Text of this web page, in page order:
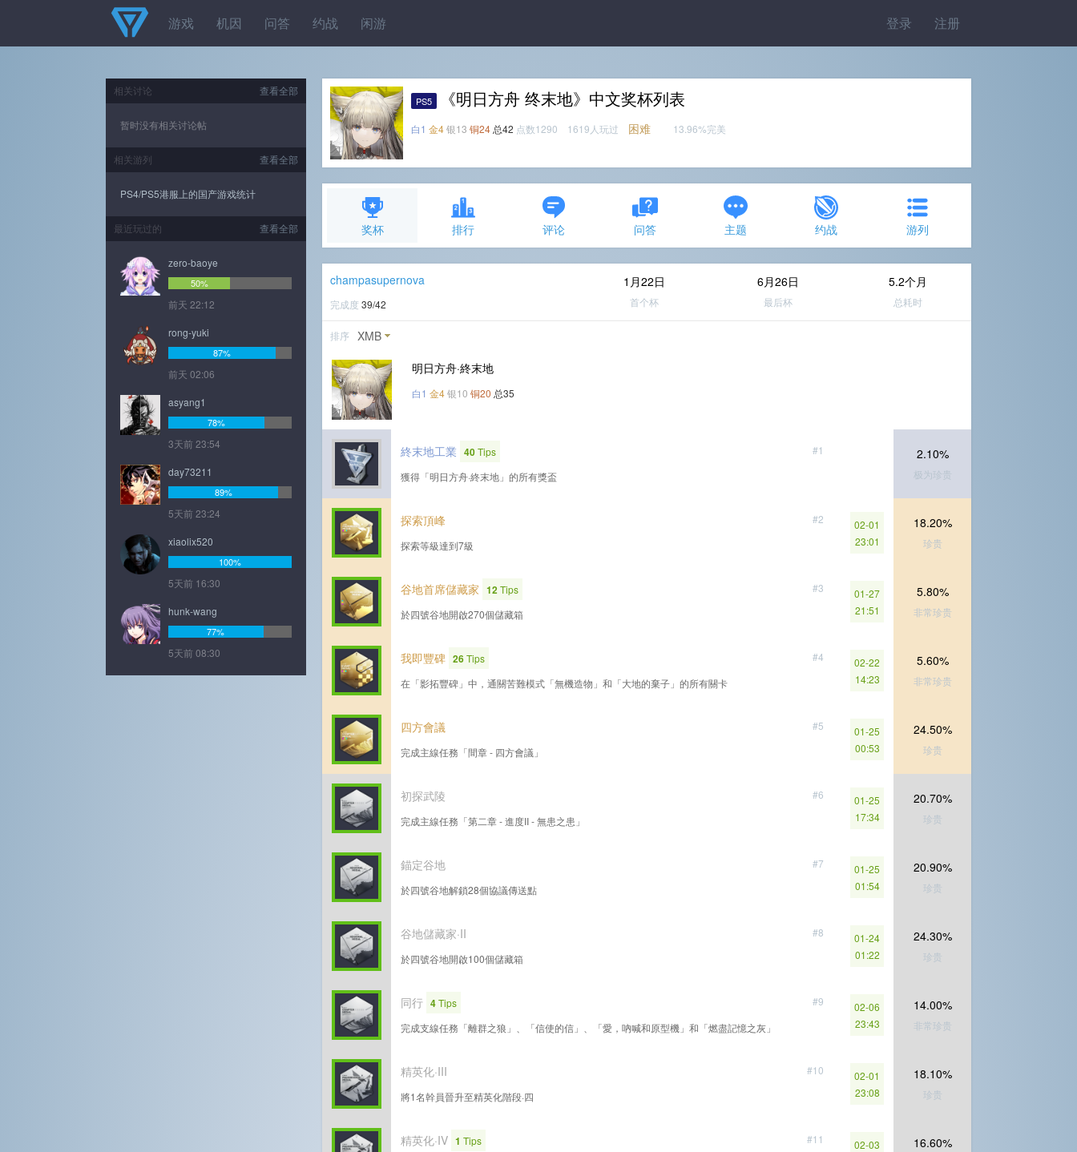
登录 注册
游戏 机因 问答 约战 闲游
PS5 《明日方舟 终末地》中文奖杯列表
白1 金4银13 铜24 总42 点数1290 1619人玩过 困难 13.96%完美
奖杯 排行 评论 问答 主题 约战 游列
champasupernova
完成度 39/42
1月22日
首个杯
6月26日
最后杯
5.2个月
总耗时
排序 XMB
明日方舟·終末地
白1 金4银10 铜20 总35
#1
終末地工業 40Tips
獲得「明日方舟·終末地」的所有獎盃
2.10%
极为珍贵
#2
探索頂峰
探索等級達到7級
02-01
23:01
18.20%
珍贵
#3
谷地首席儲藏家 12Tips
於四號谷地開啟270個儲藏箱
01-27
21:51
5.80%
非常珍贵
#4
我即豐碑 26Tips
在「影拓豐碑」中，通關苦難模式「無機造物」和「大地的棄子」的所有關卡
02-22
14:23
5.60%
非常珍贵
#5
四方會議
完成主線任務「間章 - 四方會議」
01-25
00:53
24.50%
珍贵
#6
初探武陵
完成主線任務「第二章 - 進度II - 無患之患」
01-25
17:34
20.70%
珍贵
#7
錨定谷地
於四號谷地解鎖28個協議傳送點
01-25
01:54
20.90%
珍贵
#8
谷地儲藏家·II
於四號谷地開啟100個儲藏箱
01-24
01:22
24.30%
珍贵
#9
同行 4Tips
完成支線任務「離群之狼」、「信使的信」、「愛，吶喊和原型機」和「燃盡記憶之灰」
02-06
23:43
14.00%
非常珍贵
#10
精英化·III
將1名幹員晉升至精英化階段·四
02-01
23:08
18.10%
珍贵
#11
精英化·IV 1 Tips
02-03
16.60%
查看全部
相关讨论
暂时没有相关讨论帖
查看全部
相关游列
PS4/PS5港服上的国产游戏统计
查看全部
最近玩过的
zero-baoye
50%
前天 22:12
rong-yuki
87%
前天 02:06
asyang1
78%
3天前 23:54
day73211
89%
5天前 23:24
xiaolix520
100%
5天前 16:30
hunk-wang
77%
5天前 08:30